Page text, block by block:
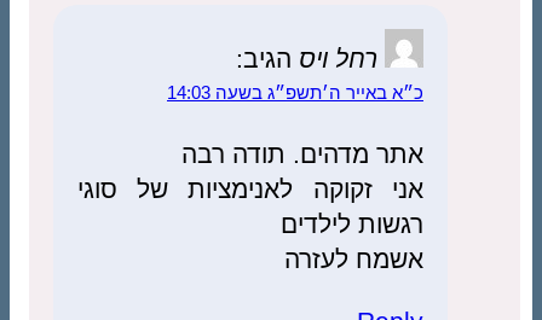
רחל ויס הגיב:
כ״א באייר ה׳תשפ״ג בשעה 14:03
אתר מדהים. תודה רבה
אני זקוקה לאנימציות של סוגי
רגשות לילדים
אשמח לעזרה